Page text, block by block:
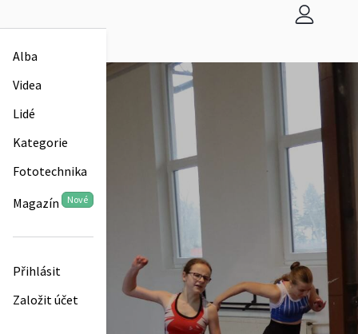
Alba
Videa
Lidé
Kategorie
Fototechnika
Magazín Nové
Přihlásit
Založit účet